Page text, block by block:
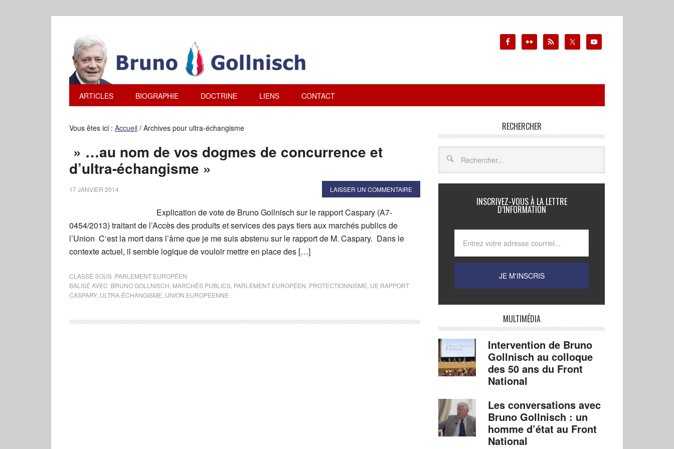
ARTICLES BIOGRAPHIE DOCTRINE LIENS CONTACT
Vous êtes ici : Accueil / Archives pour ultra-échangisme
» …au nom de vos dogmes de concurrence et
d’ultra-échangisme »
17 JANVIER 2014 LAISSER UN COMMENTAIRE
Explication de vote de Bruno Gollnisch sur le rapport Caspary (A7-
0454/2013) traitant de l’Accès des produits et services des pays tiers aux marchés publics de
l’Union C‘est la mort dans l’âme que je me suis abstenu sur le rapport de M. Caspary. Dans le
contexte actuel, il semble logique de vouloir mettre en place des […]
CLASSÉ SOUS :PARLEMENT EUROPÉEN
BALISÉ AVEC :BRUNO GOLLNISCH MARCHÉS PUBLICS PARLEMENT EUROPÉEN PROTECTIONNISME UE RAPPORT
CASPARY, ULTRA-ÉCHANGISME UNION EUROPÉENNE
RECHERCHER
INSCRIVEZ-VOUS À LA LETTRE
D’INFORMATION
MULTIMÉDIA
Intervention de Bruno
Gollnisch au colloque
des 50 ans du Front
National
Les conversations avec
Bruno Gollnisch : un
homme d’état au Front
National